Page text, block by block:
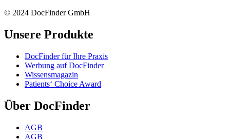
© 2024 DocFinder GmbH
Unsere Produkte
DocFinder für Ihre Praxis
Werbung auf DocFinder
Wissensmagazin
Patients‘ Choice Award
Über DocFinder
AGB
AGB